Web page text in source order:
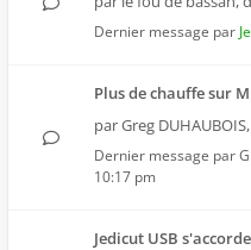
Dernier message par
Plus de chauffe sur
parGreg DUHAUBOIS,
Dernier message par
10:17 pm
Jedicut USB